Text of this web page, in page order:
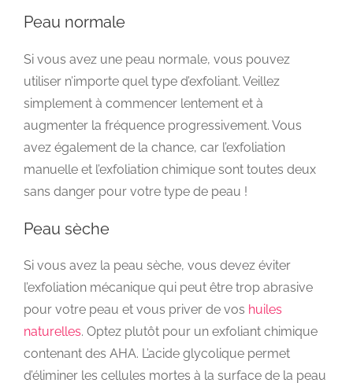
Peau normale
Si vous avez une peau normale, vous pouvez
utiliser n’importe quel type d’exfoliant. Veillez
simplement à commencer lentement et à
augmenter la fréquence progressivement. Vous
avez également de la chance, car l’exfoliation
manuelle et l’exfoliation chimique sont toutes deux
sans danger pour votre type de peau !
Peau sèche
Si vous avez la peau sèche, vous devez éviter
l’exfoliation mécanique qui peut être trop abrasive
pour votre peau et vous priver de vos huiles
naturelles. Optez plutôt pour un exfoliant chimique
contenant des AHA. L’acide glycolique permet
d’éliminer les cellules mortes à la surface de la peau